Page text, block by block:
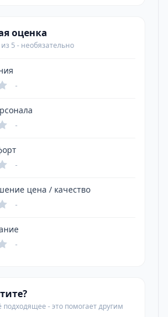
оценка
5 - необязательно
-
-
-
цена / качество
-
-
подходящее - это помогает другим